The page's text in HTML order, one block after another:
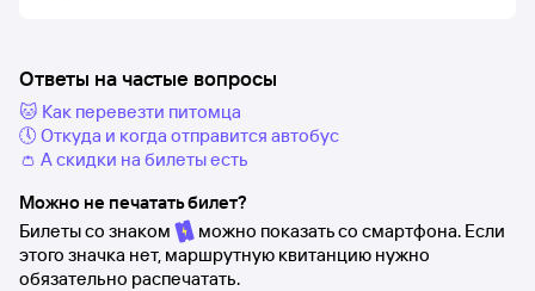
Ответы на частые вопросы
🐱 Как перевезти питомца
🕔 Откуда и когда отправится автобус
👛 А скидки на билеты есть
Можно не печатать билет?
Билеты со знаком
можно показать со смартфона. Если
этого значка нет, маршрутную квитанцию нужно
обязательно распечатать.